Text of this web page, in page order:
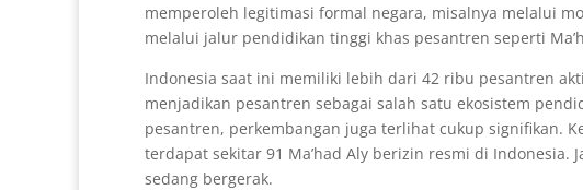
memperoleh legitimasi formal negara, misalnya melalui
melalui jalur pendidikan tinggi khas pesantren seperti
Indonesia saat ini memiliki lebih dari 42 ribu pesantren
menjadikan pesantren sebagai salah satu ekosistem
pesantren, perkembangan juga terlihat cukup signifikan.
terdapat sekitar 91 Ma’had Aly berizin resmi di Indonesia.
sedang bergerak.